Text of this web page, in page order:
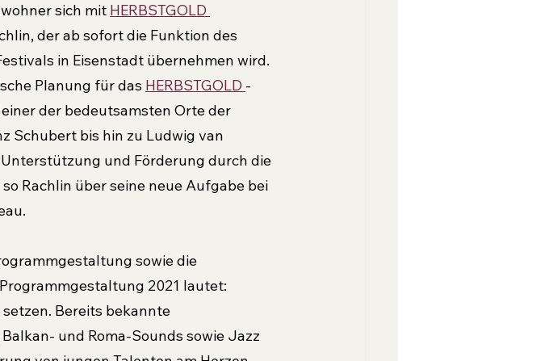
sich mit HERBSTGOLD
der ab sofort die Funktion des
in Eisenstadt übernehmen wird.
Planung für das HERBSTGOLD -
der bedeutsamsten Orte der
Schubert bis hin zu Ludwig van
und Förderung durch die
Rachlin über seine neue Aufgabe bei
sowie die
2021 lautet:
Bereits bekannte
und Roma-Sounds sowie Jazz